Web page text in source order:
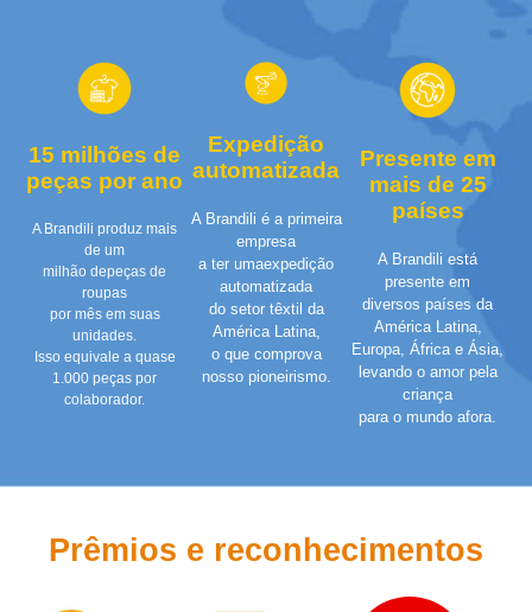
15 milhões de
peças por ano
A Brandili produz mais
de um
milhão depeças de
roupas
por mês em suas
unidades.
Isso equivale a quase
1.000 peças por
colaborador.
Expedição
automatizada
A Brandili é a primeira
empresa
a ter umaexpedição
automatizada
do setor têxtil da
América Latina,
o que comprova
nosso pioneirismo.
Presente em
mais de 25
países
A Brandili está
presente em
diversos países da
América Latina,
Europa, África e Ásia,
levando o amor pela
criança
para o mundo afora.
Prêmios e reconhecimentos